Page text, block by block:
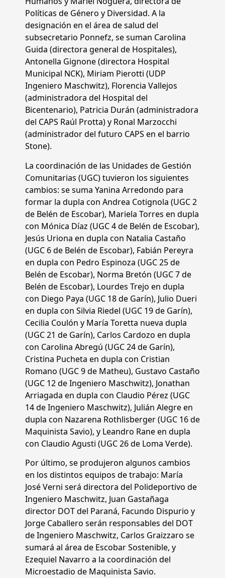
Políticas de Género y Diversidad. A la
designación en el área de salud del
subsecretario Ponnefz, se suman Carolina
Guida (directora general de Hospitales),
Antonella Gignone (directora Hospital
Municipal NCK), Miriam Pierotti (UDP
Ingeniero Maschwitz), Florencia Vallejos
(administradora del Hospital del
Bicentenario), Patricia Durán (administradora
del CAPS Raúl Protta) y Ronal Marzocchi
(administrador del futuro CAPS en el barrio
Stone).
La coordinación de las Unidades de Gestión
Comunitarias (UGC) tuvieron los siguientes
cambios: se suma Yanina Arredondo para
formar la dupla con Andrea Cotignola (UGC 2
de Belén de Escobar), Mariela Torres en dupla
con Mónica Díaz (UGC 4 de Belén de Escobar),
Jesús Uriona en dupla con Natalia Castaño
(UGC 6 de Belén de Escobar), Fabián Pereyra
en dupla con Pedro Espinoza (UGC 25 de
Belén de Escobar), Norma Bretón (UGC 7 de
Belén de Escobar), Lourdes Trejo en dupla
con Diego Paya (UGC 18 de Garín), Julio Dueri
en dupla con Silvia Riedel (UGC 19 de Garín),
Cecilia Coulón y María Toretta nueva dupla
(UGC 21 de Garín), Carlos Cardozo en dupla
con Carolina Abregú (UGC 24 de Garín),
Cristina Pucheta en dupla con Cristian
Romano (UGC 9 de Matheu), Gustavo Castaño
(UGC 12 de Ingeniero Maschwitz), Jonathan
Arriagada en dupla con Claudio Pérez (UGC
14 de Ingeniero Maschwitz), Julián Alegre en
dupla con Nazarena Rothlisberger (UGC 16 de
Maquinista Savio), y Leandro Rane en dupla
con Claudio Agusti (UGC 26 de Loma Verde).
Por último, se produjeron algunos cambios
en los distintos equipos de trabajo: María
José Verni será directora del Polideportivo de
Ingeniero Maschwitz, Juan Gastañaga
director DOT del Paraná, Facundo Dispurio y
Jorge Caballero serán responsables del DOT
de Ingeniero Maschwitz, Carlos Graizzaro se
sumará al área de Escobar Sostenible, y
Ezequiel Navarro a la coordinación del
Microestadio de Maquinista Savio.